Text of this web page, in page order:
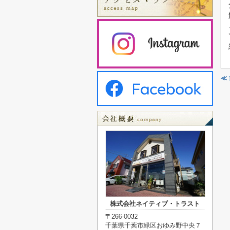
≪
株式会社ネイティブ・トラスト
〒266-0032
千葉県千葉市緑区おゆみ野中央７